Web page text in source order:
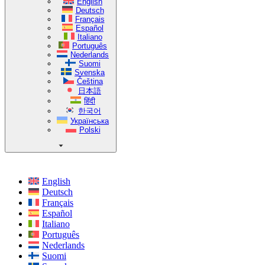
Deutsch
Français
Español
Italiano
Português
Nederlands
Suomi
Svenska
Čeština
日本語
हिंदी
한국어
Українська
Polski
English
Deutsch
Français
Español
Italiano
Português
Nederlands
Suomi